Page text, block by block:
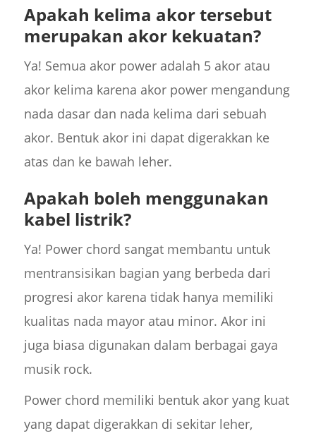
Apakah kelima akor tersebut
merupakan akor kekuatan?
Ya! Semua akor power adalah 5 akor atau
akor kelima karena akor power mengandung
nada dasar dan nada kelima dari sebuah
akor. Bentuk akor ini dapat digerakkan ke
atas dan ke bawah leher.
Apakah boleh menggunakan
kabel listrik?
Ya! Power chord sangat membantu untuk
mentransisikan bagian yang berbeda dari
progresi akor karena tidak hanya memiliki
kualitas nada mayor atau minor. Akor ini
juga biasa digunakan dalam berbagai gaya
musik rock.
Power chord memiliki bentuk akor yang kuat
yang dapat digerakkan di sekitar leher,